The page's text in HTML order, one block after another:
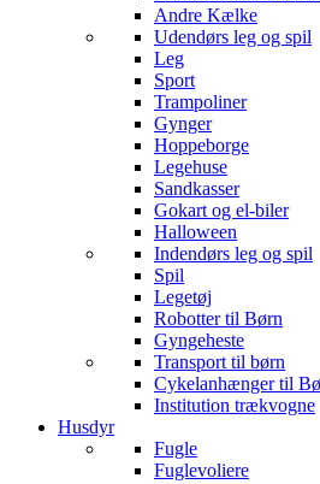
Andre Kælke
Udendørs leg og spil
Leg
Sport
Trampoliner
Gynger
Hoppeborge
Legehuse
Sandkasser
Gokart og el-biler
Halloween
Indendørs leg og spil
Spil
Legetøj
Robotter til Børn
Gyngeheste
Transport til børn
Cykelanhænger til
Institution trækvogne
Husdyr
Fugle
Fuglevoliere